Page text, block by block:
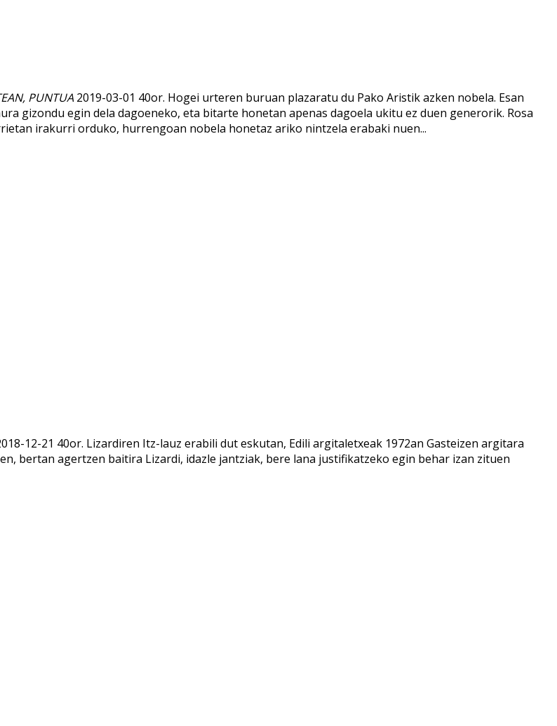
PUNTUA 2019-03-01 40or. Hogei urteren buruan plazaratu du Pako Aristik azken nobela. Esan
gizondu egin dela dagoeneko, eta bitarte honetan apenas dagoela ukitu ez duen generorik. Rosa
irakurri orduko, hurrengoan nobela honetaz ariko nintzela erabaki nuen...
12-21 40or. Lizardiren Itz-lauz erabili dut eskutan, Edili argitaletxeak 1972an Gasteizen argitara
bertan agertzen baitira Lizardi, idazle jantziak, bere lana justifikatzeko egin behar izan zituen